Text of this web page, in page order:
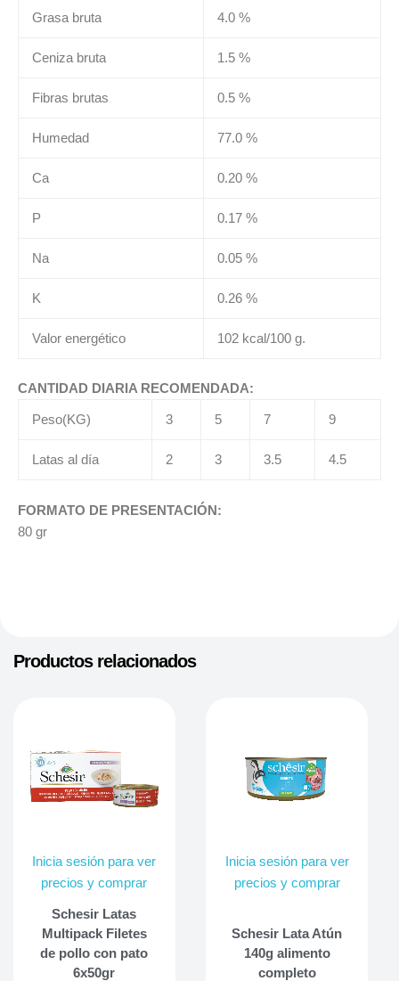
Grasa bruta 4.0 %
Ceniza bruta 1.5 %
Fibras brutas 0.5 %
Humedad 77.0 %
Ca 0.20 %
P 0.17 %
Na 0.05 %
K 0.26 %
Valor energético 102 kcal/100 g.
CANTIDAD DIARIA RECOMENDADA:
Peso(KG) 3 5 7 9
Latas al día 2 3 3.5 4.5
FORMATO DE PRESENTACIÓN:
80 gr
Productos relacionados
Inicia sesión para ver
precios y comprar
Schesir Latas
Multipack Filetes
de pollo con pato
6x50gr
Inicia sesión para ver
precios y comprar
Schesir Lata Atún
140g alimento
completo